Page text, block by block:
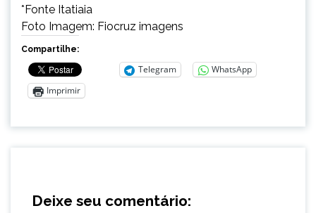
*Fonte Itatiaia
Foto Imagem: Fiocruz imagens
Compartilhe:
Telegram
WhatsApp
Imprimir
Deixe seu comentário: